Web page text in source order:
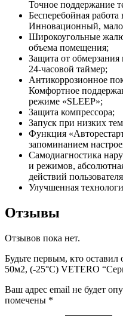
Точное поддержание
Бесперебойная
Инновационный,
Широкоугольные
объема помещения;
Защита от
24-часовой таймер;
Антикоррозионное
Комфортное
режиме «SLEEP»;
Защита компрессора;
Запуск при низких
Функция
запоминанием
Самодиагностика
и режимов,
действий
Улучшенная
Отзывы
Отзывов пока нет.
Будьте первым, кто оставил
50м2, (-25°C) VETERO
Ваш адрес email не будет
помечены *